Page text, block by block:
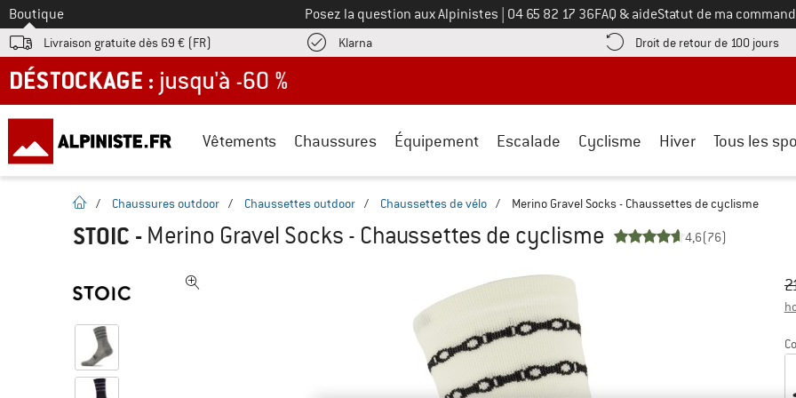
Vers le
Boutique Posez la question aux Alpinistes Appelez-nous au
04 65 82 17 36FAQ & aideStatut de ma
Livraison gratuite dès 69 € (FR) KlarnaTrouve les informations de paiement ici ! Ouvre une boîte d'information
Droit de retour de 100 jours
DÉSTOCKAGE : jusqu'à -60 %
Vêtements Chaussures Équipement Escalade Cyclisme Hiver Tous les
Page d'accueil
/ Chaussures outdoor / Chaussettes outdoor / Chaussettes de vélo / Merino Gravel Socks - Chaussettes de cyclisme
STOIC - Merino Gravel Socks - Chaussettes de cyclisme 4,6(76)